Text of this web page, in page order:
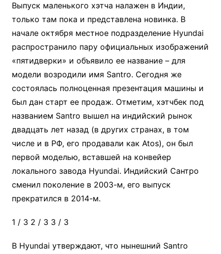
Выпуск маленького хэтча налажен в Индии,
только там пока и представлена новинка. В
начале октября местное подразделение Hyundai
распространило пару официальных изображений
«пятидверки» и объявило ее название – для
модели возродили имя Santro. Сегодня же
состоялась полноценная презентация машины и
был дан старт ее продаж. Отметим, хэтчбек под
названием Santro вышел на индийский рынок
двадцать лет назад (в других странах, в том
числе и в РФ, его продавали как Atos), он был
первой моделью, вставшей на конвейер
локального завода Hyundai. Индийский Сантро
сменил поколение в 2003-м, его выпуск
прекратился в 2014-м.
1 / 3 2 / 3 3 / 3
В Hyundai утверждают, что нынешний Santro